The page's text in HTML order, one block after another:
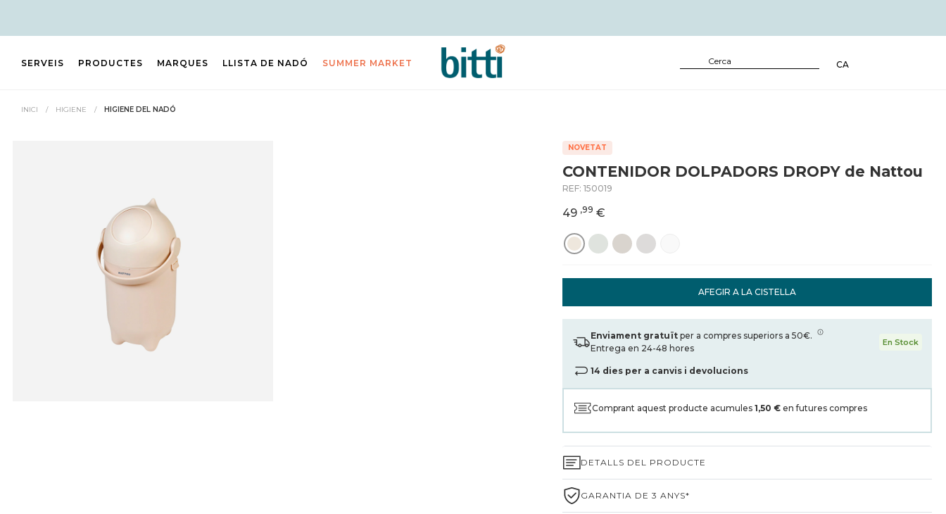
SERVEIS PRODUCTES MARQUES LLISTA DE NADÓ SUMMER MARKET CA
INICI / HIGIENE / HIGIENE DEL NADÓ
NOVETAT
CONTENIDOR DOLPADORS DROPY de Nattou
REF: 150019
49 ,99 €
AFEGIR A LA CISTELLA
Enviament gratuït per a compres superiors a 50€.
Entrega en 24-48 hores
En Stock
14 dies per a canvis i devolucions
Comprant aquest producte acumules 1,50 € en futures compres
DETALLS DEL PRODUCTE
GARANTIA DE 3 ANYS*